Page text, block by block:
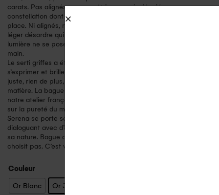
carats. Pas alignés, pas symétriques mais décalés, comme une
constellation dont les étoiles auraient choisi elles-mêmes leur
place. Ni alignés, ni parfaitement ordonnés mais libres…C’est ce
léger désordre qui crée le mouvement, cette impression que la
lumière ne se pose jamais deux fois au même endroit sur votre
main.
Le serti griffes a été choisi pour laisser les diamants mieux
s’exprimer et briller. Chaque diamants est maintenue au plus
juste, rien de plus, pour que l’éclat ne soit pas étouffé par la
matière. La bague diamants Serena est fabriquée à la main dans
notre atelier français, en or 18 carats recyclé. Pas de compromis
sur la pureté du métal, pas de concession sur la façon.
Serena se porte seule, avec désinvolture mais aussi en stacking
dialoguant avec d’autres bagues. Elle s’adapte, parce que c’est
sa nature. Bague du quotidien ou bague de fiançailles, elle ne
choisit pas. C’est vous qui décidez de ce qu’elle signifie…
Couleur
Or Blanc
Or Jaune